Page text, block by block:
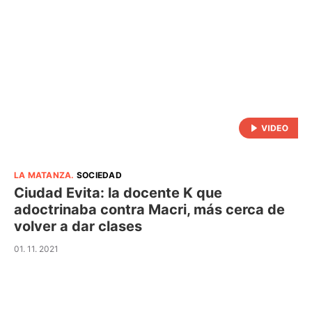
LA MATANZA. SOCIEDAD
Ciudad Evita: la docente K que
adoctrinaba contra Macri, más cerca de
volver a dar clases
01. 11. 2021